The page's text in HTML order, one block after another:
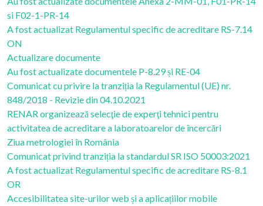
si F02-1-PR-14
A fost actualizat Regulamentul specific de acreditare RS-7.14
ON
Actualizare documente
Au fost actualizate documentele P-8.29 și RE-04
Comunicat cu privire la tranziția la Regulamentul (UE) nr.
848/2018 - Revizie din 04.10.2021
RENAR organizează selecţie de experţi tehnici pentru
activitatea de acreditare a laboratoarelor de încercări
Ziua metrologiei în România
Comunicat privind tranziția la standardul SR ISO 50003:2021
A fost actualizat Regulamentul specific de acreditare RS-8.1
OR
Accesibilitatea site-urilor web și a aplicațiilor mobile